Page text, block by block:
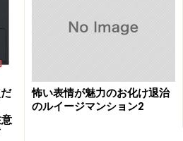
怖い表情が魅力のお化け退治
のルイージマンション2